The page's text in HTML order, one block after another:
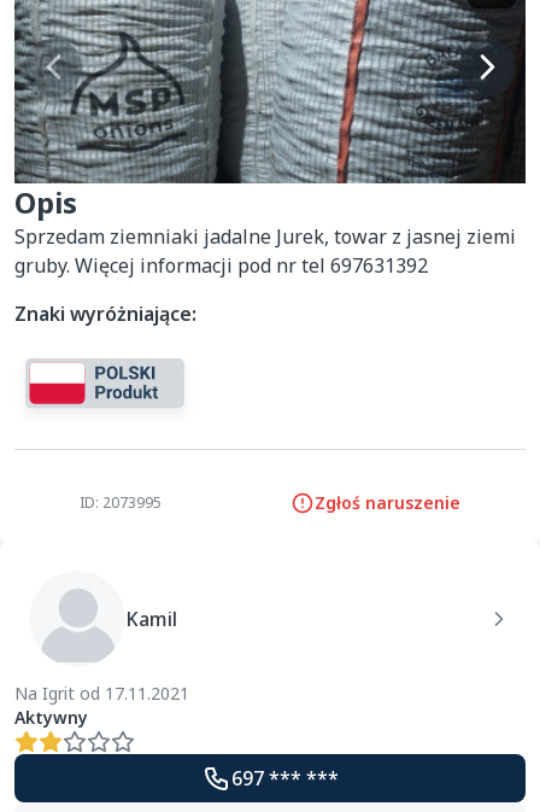
Opis
Sprzedam ziemniaki jadalne Jurek, towar z jasnej ziemi
gruby. Więcej informacji pod nr tel 697631392
Znaki wyróżniające:
ID: 2073995 Zgłoś naruszenie
Kamil
Na Igrit od 17.11.2021
Aktywny
697 *** ***